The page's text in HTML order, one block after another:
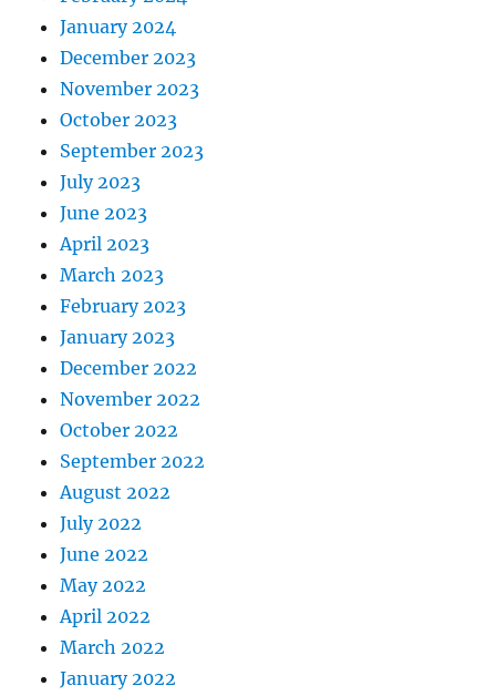
January 2024
December 2023
November 2023
October 2023
September 2023
July 2023
June 2023
April 2023
March 2023
February 2023
January 2023
December 2022
November 2022
October 2022
September 2022
August 2022
July 2022
June 2022
May 2022
April 2022
March 2022
January 2022